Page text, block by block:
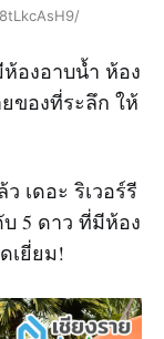
องอาบน้ำ ห้อง
ของที่ระลึก ให้
เดอะ ริเวอร์รี
5 ดาว ที่มีห้อง
เยี่ยม!